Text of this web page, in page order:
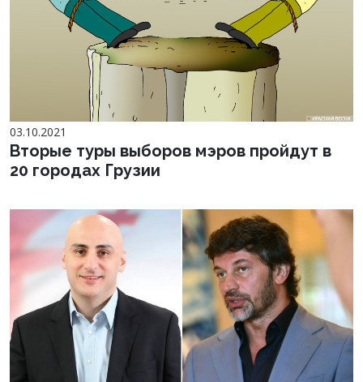
03.10.2021
Вторые туры выборов мэров пройдут в
20 городах Грузии